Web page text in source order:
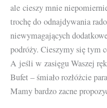
ale cieszy mnie
trochę do odnajdywania
niewymagających
podróży. Cieszymy się tym
A jeśli w zasięgu Waszej
Bufet – śmiało rozłóżcie
Mamy bardzo zacne